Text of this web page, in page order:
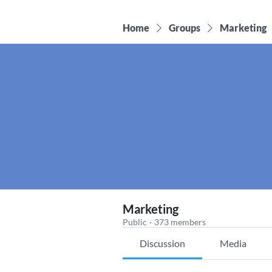
Home Groups Marketing
Marketing
Public · 373 members
Discussion Media